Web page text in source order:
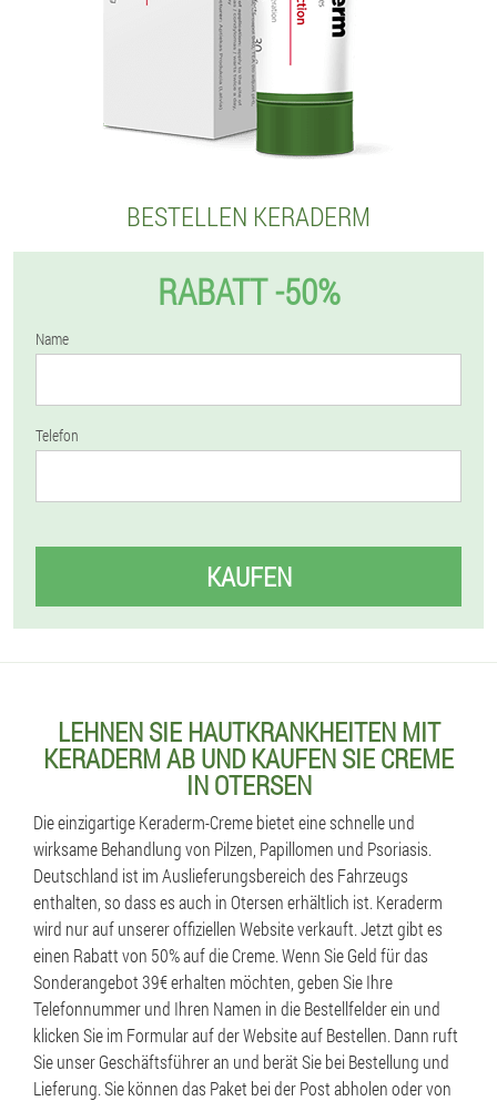
BESTELLEN KERADERM
RABATT -50%
Name
Telefon
KAUFEN
LEHNEN SIE HAUTKRANKHEITEN MIT
KERADERM AB UND KAUFEN SIE CREME
IN OTERSEN
Die einzigartige Keraderm-Creme bietet eine schnelle und
wirksame Behandlung von Pilzen, Papillomen und Psoriasis.
Deutschland ist im Auslieferungsbereich des Fahrzeugs
enthalten, so dass es auch in Otersen erhältlich ist. Keraderm
wird nur auf unserer offiziellen Website verkauft. Jetzt gibt es
einen Rabatt von 50% auf die Creme. Wenn Sie Geld für das
Sonderangebot 39€ erhalten möchten, geben Sie Ihre
Telefonnummer und Ihren Namen in die Bestellfelder ein und
klicken Sie im Formular auf der Website auf Bestellen. Dann ruft
Sie unser Geschäftsführer an und berät Sie bei Bestellung und
Lieferung. Sie können das Paket bei der Post abholen oder von